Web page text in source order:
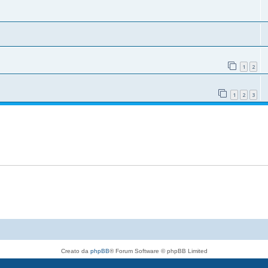
1 2
1 2 3
Creato da phpBB® Forum Software © phpBB Limited